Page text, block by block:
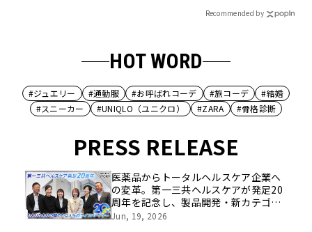
Recommended by
HOT WORD
#ジュエリー #通勤服 #お呼ばれコーデ #旅コーデ
#結婚
#スニーカー
#UNIQLO（ユニクロ） #ZARA #骨格診断
PRESS RELEASE
医薬品からトータルヘルスケア企業へ
の変革。第一三共ヘルスケアが発足20
周年を記念し、製品開発・新カテゴリ
挑戦の舞台や旧社統合時のエピソード
Jun, 19, 2026